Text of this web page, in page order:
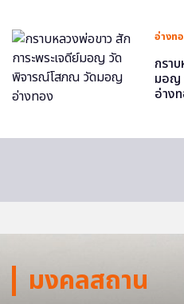
อ่างท
กรา
มอญ
อ่าง
มงคลสถาน